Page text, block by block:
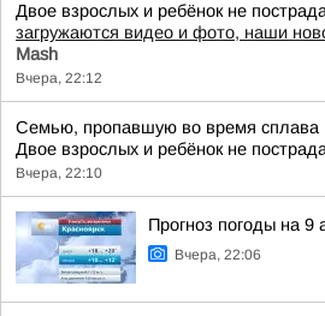
Двое взрослых и ребёнок не
загружаются видео и фото, наши
Mash
Вчера, 22:12
Семью, пропавшую во время сплава
Двое взрослых и ребёнок не
Вчера, 22:10
Прогноз погоды на 9
Вчера, 22:06